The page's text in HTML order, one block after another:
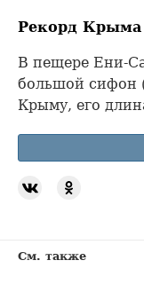
Рекорд Крыма
В пещере Ени-
большой сифон
Крыму, его
См. также